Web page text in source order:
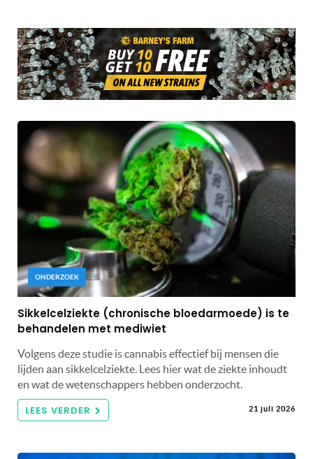
ONDERZOEK
Sikkelcelziekte (chronische bloedarmoede) is te
behandelen met mediwiet
Volgens deze studie is cannabis effectief bij mensen die
lijden aan sikkelcelziekte. Lees hier wat de ziekte inhoudt
en wat de wetenschappers hebben onderzocht.
LEES VERDER 21 juli 2026